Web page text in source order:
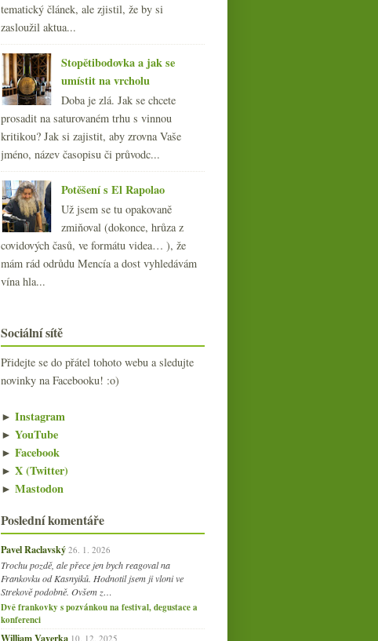
tematický článek, ale zjistil, že by si
zasloužil aktua...
Stopětibodovka a jak se
umístit na vrcholu
Doba je zlá. Jak se chcete
prosadit na saturovaném trhu s vinnou
kritikou? Jak si zajistit, aby zrovna Vaše
jméno, název časopisu či průvodc...
Potěšení s El Rapolao
Už jsem se tu opakovaně
zmiňoval (dokonce, hrůza z
covidových časů, ve formátu videa… ), že
mám rád odrůdu Mencía a dost vyhledávám
vína hla...
Sociální sítě
Přidejte se do přátel tohoto webu a sledujte
novinky na Facebooku! :o)
► Instagram
► YouTube
► Facebook
► X (Twitter)
► Mastodon
Poslední komentáře
Pavel Raclavský 26. 1. 2026
Trochu pozdě, ale přece jen bych reagoval na
Frankovku od Kasnyiků. Hodnotil jsem ji vloni ve
Strekově podobně. Ovšem z…
Dvě frankovky s pozvánkou na festival, degustace a
konferenci
William Vaverka 10. 12. 2025